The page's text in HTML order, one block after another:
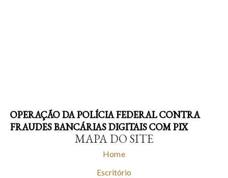
OPERAÇÃO DA POLÍCIA FEDERAL CONTRA
FRAUDES BANCÁRIAS DIGITAIS COM PIX
MAPA DO SITE
Home
Escritório